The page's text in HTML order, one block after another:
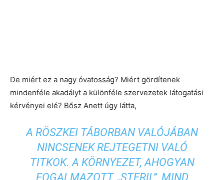
De miért ez a nagy óvatosság? Miért gördítenek
mindenféle akadályt a különféle szervezetek látogatási
kérvényei elé? Bősz Anett úgy látta,
A RÖSZKEI TÁBORBAN VALÓJÁBAN
NINCSENEK REJTEGETNI VALÓ
TITKOK. A KÖRNYEZET, AHOGYAN
FOGALMAZOTT, „STERIL”, MIND